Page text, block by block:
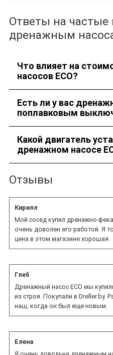
Ответы на
дренажным
Что влияет на
насосов ECO?
Стоимость зависит от
оборудования.
Есть ли у вас
поплавковым
В наличии имеется несколько
Какой двигатель
дренажном насосе
оборудования.
Отзывы
Кирилл
Мой сосед купил дренажно-
очень доволен его работой. Я
цена в этом магазине хорошая.
Глеб
Дренажный насос ECO мы
из строя. Покупали в Dreller.by.
наш, когда он был еще новым.
Елена